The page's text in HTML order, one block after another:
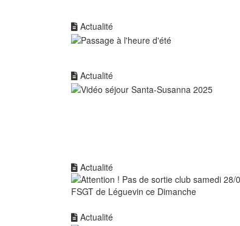
Actualité
Actualité
Actualité
Actualité